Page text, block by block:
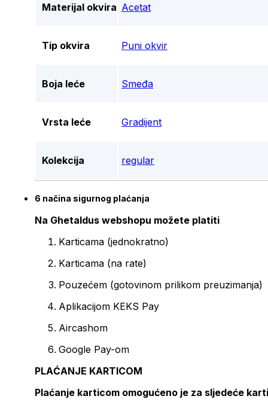
Materijal okvira Acetat
Tip okvira Puni okvir
Boja leće Smeđa
Vrsta leće Gradijent
Kolekcija regular
6 načina sigurnog plaćanja
Na Ghetaldus webshopu možete platiti
Karticama (jednokratno)
Karticama (na rate)
Pouzećem (gotovinom prilikom preuzimanja)
Aplikacijom KEKS Pay
Aircashom
Google Pay-om
PLAĆANJE KARTICOM
Plaćanje karticom omogućeno je za sljedeće